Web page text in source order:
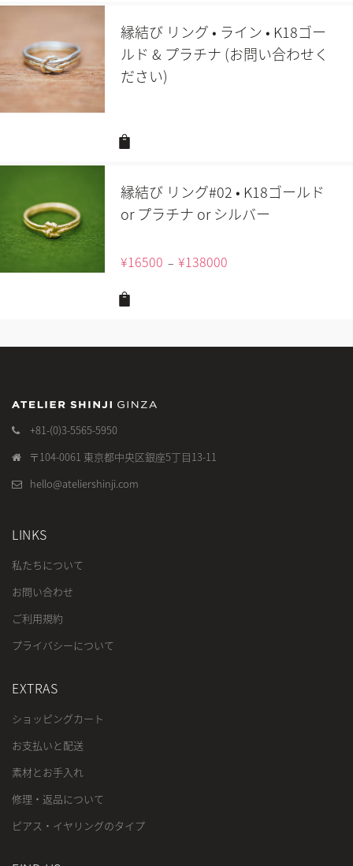
縁結び リング • ライン • K18ゴー
ルド & プラチナ (お問い合わせく
ださい)
縁結び リング#02 • K18ゴールド
or プラチナ or シルバー
¥16500 – ¥138000
+81-(0)3-5565-5950
〒104-0061 東京都中央区銀座5丁目13-11
hello@ateliershinji.com
LINKS
私たちについて
お問い合わせ
ご利用規約
プライバシーについて
EXTRAS
ショッピングカート
お支払いと配送
素材とお手入れ
修理・返品について
ピアス・イヤリングのタイプ